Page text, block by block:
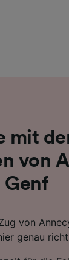
mit
von
Genf
von
genau